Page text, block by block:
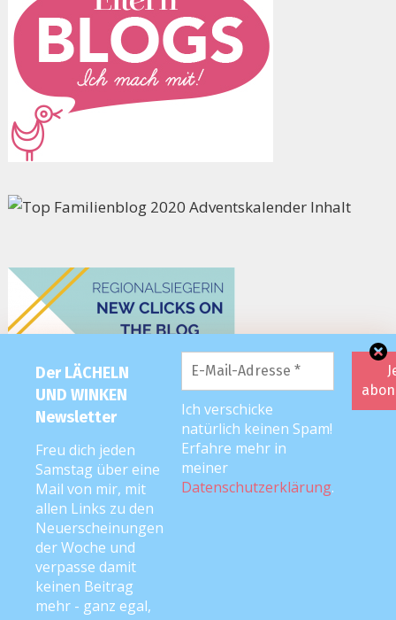
Der LÄCHELN
UND WINKEN
Newsletter
Freu dich jeden
Samstag über eine
Mail von mir, mit
allen Links zu den
Neuerscheinungen
der Woche und
verpasse damit
keinen Beitrag
mehr - ganz egal,
Ich verschicke
natürlich keinen Spam!
Erfahre mehr in
meiner
Datenschutzerklärung.